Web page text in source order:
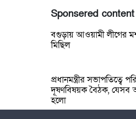
Sponsered content
বগুড়ায় আওয়ামী লীগের
মিছিল
প্রধানমন্ত্রীর সভাপতিত্বে
দূষণবিষয়ক বৈঠক, যেসব
হলো